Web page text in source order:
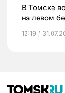
В Томске
на левом
12:19 /